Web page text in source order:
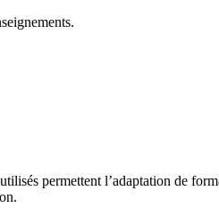
permettent l’adaptation de